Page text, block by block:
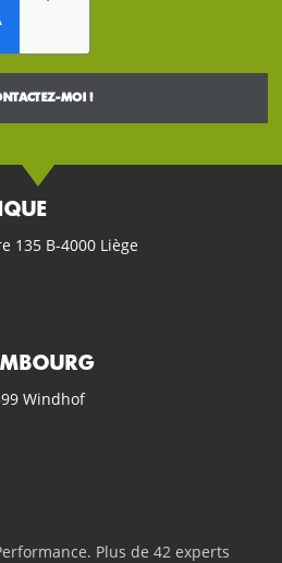
135 B-4000 Liège
Windhof
Plus de 42 experts